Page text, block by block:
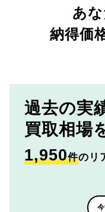
あな
納得価
過去の実
買取相場
1,950件のリ